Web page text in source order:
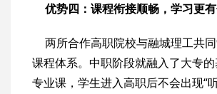
优势四：课程衔接顺畅，学习更
两所合作高职院校与融城理工共
课程体系。中职阶段就融入了大专
专业课，学生进入高职后不会出现“